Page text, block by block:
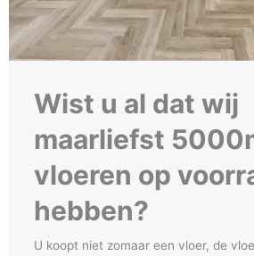
Wist u al dat wij
maarliefst
vloeren op
hebben?
U koopt niet zomaar een vloer, de